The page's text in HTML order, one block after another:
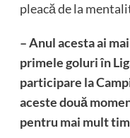
pleacă de la
– Anul acesta ai
primele goluri în
participare la
aceste două
pentru mai mult